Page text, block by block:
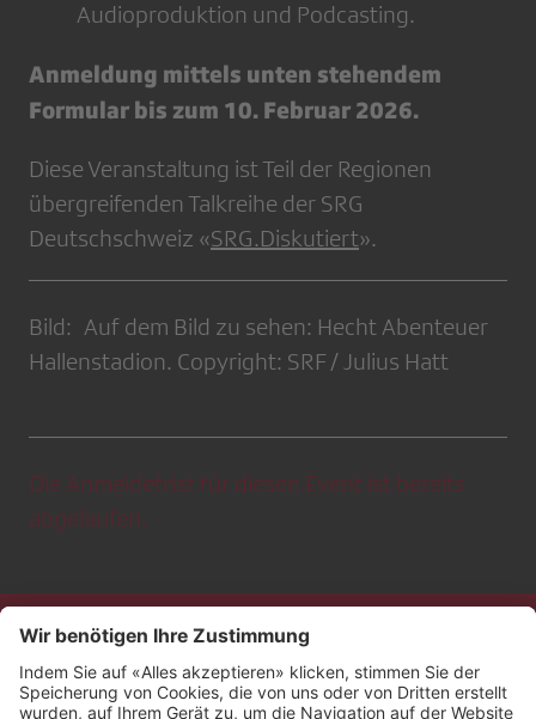
Audioproduktion und Podcasting.
Anmeldung mittels unten stehendem
Formular bis zum 10. Februar 2026.
Diese Veranstaltung ist Teil der Regionen
übergreifenden Talkreihe der SRG
Deutschschweiz «SRG.Diskutiert».
Bild: Auf dem Bild zu sehen: Hecht Abenteuer
Hallenstadion. Copyright: SRF / Julius Hatt
Die Anmeldefrist für diesen Event ist bereits
abgelaufen.
Kontakt
Impressum